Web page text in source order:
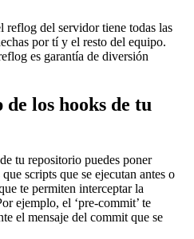
reflog del servidor tiene todas las
por tí y el resto del equipo.
es garantía de diversión
los hooks de tu
tu repositorio puedes poner
scripts que se ejecutan antes o
te permiten interceptar la
ejemplo, el ‘pre-commit’ te
el mensaje del commit que se